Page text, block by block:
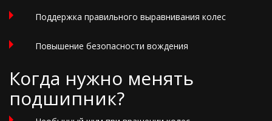
Поддержка правильного выравнивания колес
Повышение безопасности вождения
Когда нужно менять
подшипник?